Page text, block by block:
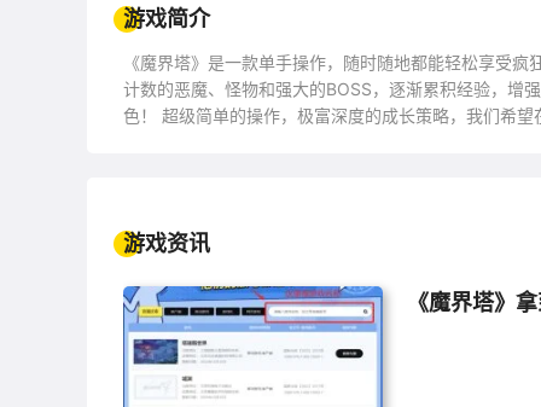
游戏简介
《魔界塔》是一款单手操作，随时随地都能轻松享受
计数的恶魔、怪物和强大的BOSS，逐渐累积经验，增
色！ 超级简单的操作，极富深度的成长策略，我们希
游戏资讯
《魔界塔》